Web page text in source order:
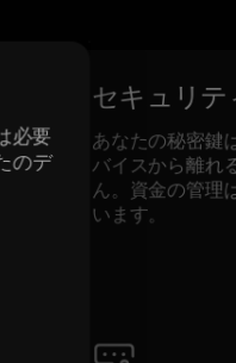
必要
のデ
セキュリテ
あなたの秘密鍵
バイスから離れ
ん。資金の管理
います。